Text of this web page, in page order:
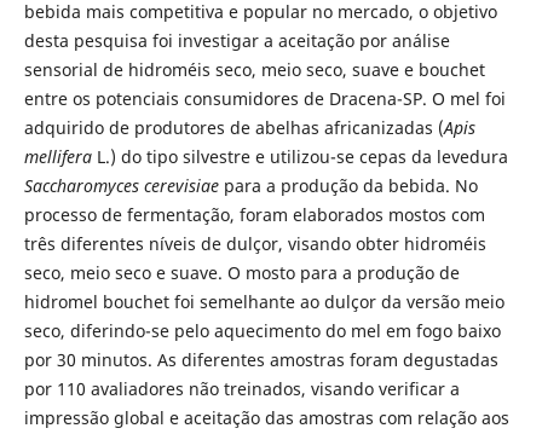
bebida mais competitiva e popular no mercado, o objetivo
desta pesquisa foi investigar a aceitação por análise
sensorial de hidroméis seco, meio seco, suave e bouchet
entre os potenciais consumidores de Dracena-SP. O mel foi
adquirido de produtores de abelhas africanizadas (Apis
melliferaL.) do tipo silvestre e utilizou-se cepas da levedura
Saccharomyces cerevisiaepara a produção da bebida. No
processo de fermentação, foram elaborados mostos com
três diferentes níveis de dulçor, visando obter hidroméis
seco, meio seco e suave. O mosto para a produção de
hidromel bouchet foi semelhante ao dulçor da versão meio
seco, diferindo-se pelo aquecimento do mel em fogo baixo
por 30 minutos. As diferentes amostras foram degustadas
por 110 avaliadores não treinados, visando verificar a
impressão global e aceitação das amostras com relação aos